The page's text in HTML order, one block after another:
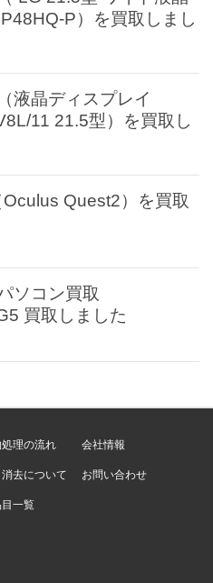
P）を買取しまし
液晶ディスプレイ
11 21.5型）を買取し
Quest2）を買取
ソコン買取
買取しました
理の流れ
去について
一覧
会社情報
お問い合わせ